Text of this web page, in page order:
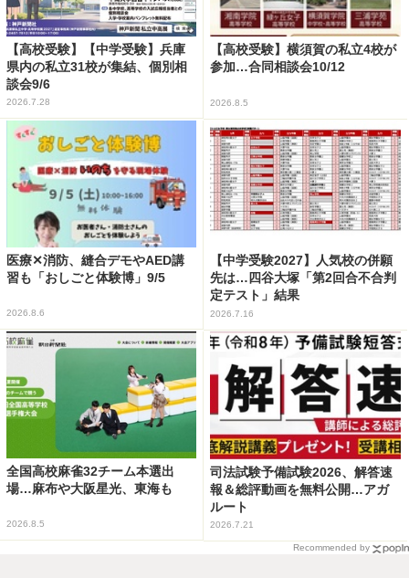
【高校受験】【中学受験】兵庫
県内の私立31校が集結、個別相
談会9/6
2026.7.28
【高校受験】横須賀の私立4校が
参加…合同相談会10/12
2026.8.5
医療✕消防、縫合デモやAED講
習も「おしごと体験博」9/5
2026.8.6
【中学受験2027】人気校の併願
先は…四谷大塚「第2回合不合判
定テスト」結果
2026.7.16
全国高校麻雀32チーム本選出
場…麻布や大阪星光、東海も
2026.8.5
司法試験予備試験2026、解答速
報＆総評動画を無料公開…アガ
ルート
2026.7.21
Recommended by